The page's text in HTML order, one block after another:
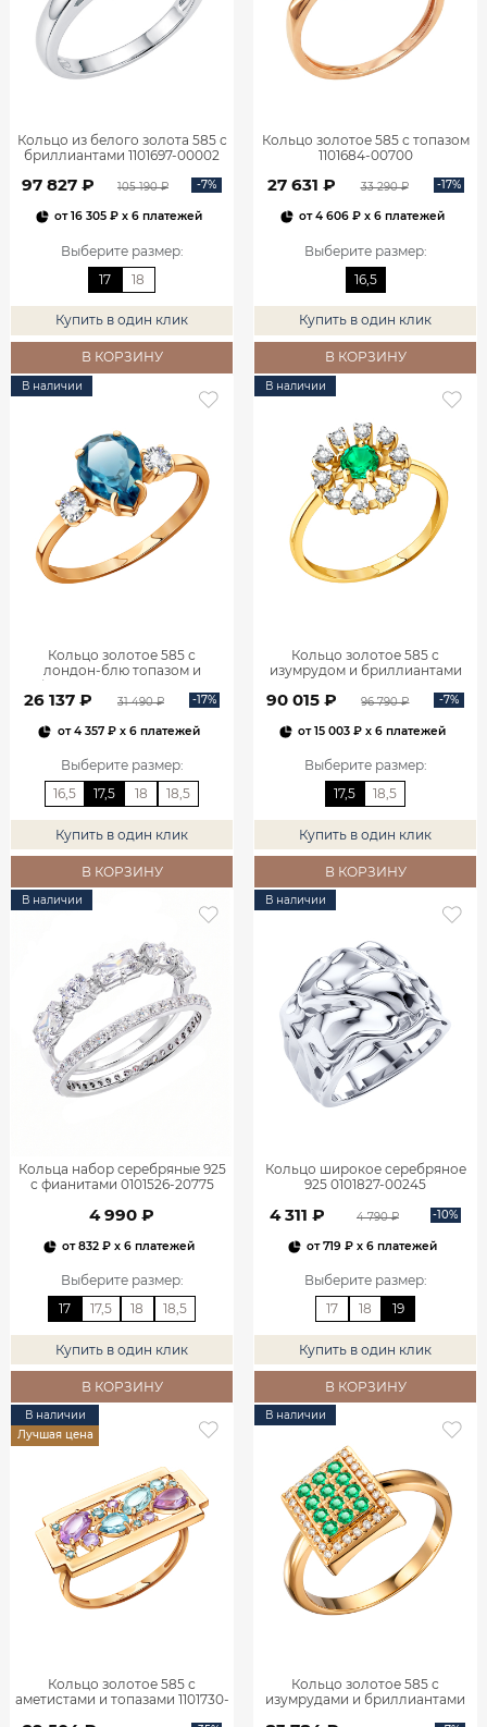
Кольцо из белого золота 585 с
бриллиантами 1101697-00002
97 827 ₽ 105 190 ₽ -7%
от16 305 ₽ x 6 платежей
Выберите размер:
17
18
Купить в один клик
В КОРЗИНУ
Кольцо золотое 585 с топазом
1101684-00700
27 631 ₽ 33 290 ₽ -17%
от4 606 ₽ x 6 платежей
Выберите размер:
16,5
Купить в один клик
В КОРЗИНУ
В наличии
Кольцо золотое 585 с
лондон‑блю топазом и
фианитами 1101174-00740
26 137 ₽ 31 490 ₽ -17%
от4 357 ₽x 6 платежей
Выберите размер:
16,5
17,5 18 18,5
Купить в один клик
В КОРЗИНУ
В наличии
Кольцо золотое 585 с
изумрудом и бриллиантами
90 015 ₽ 96 790 ₽ -7%
от15 003 ₽ x 6 платежей
Выберите размер:
17,5
18,5
Купить в один клик
В КОРЗИНУ
В наличии
Кольца набор серебряные 925
с фианитами 0101526-20775
4 990 ₽
от832 ₽ x 6 платежей
Выберите размер:
17
17,5 18 18,5
Купить в один клик
В КОРЗИНУ
В наличии
Кольцо широкое серебряное
925 0101827-00245
4 311 ₽ 4 790 ₽ -10%
от719 ₽ x 6 платежей
Выберите размер:
17
18 19
Купить в один клик
В КОРЗИНУ
В наличии
Лучшая цена
Кольцо золотое 585 с
аметистами и топазами 1101730-
В наличии
Кольцо золотое 585 с
изумрудами и бриллиантами